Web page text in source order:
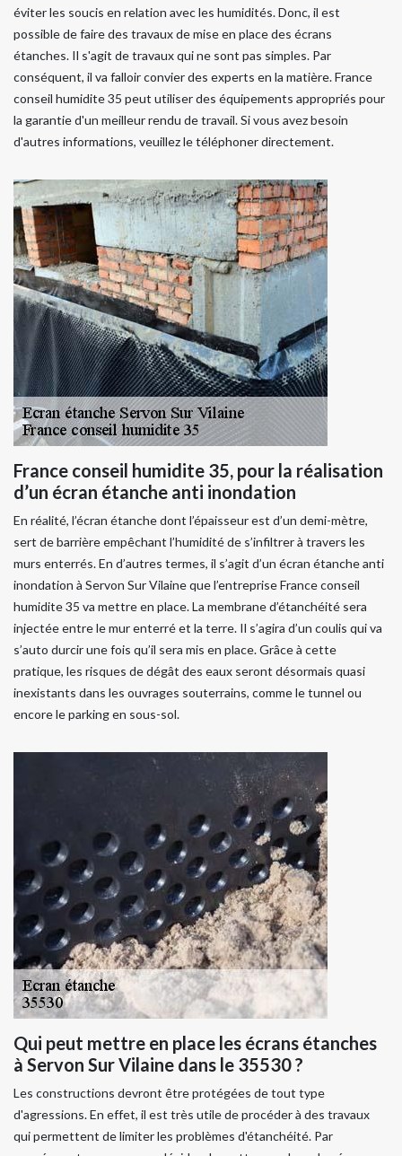
éviter les soucis en relation avec les humidités. Donc, il est
possible de faire des travaux de mise en place des écrans
étanches. Il s'agit de travaux qui ne sont pas simples. Par
conséquent, il va falloir convier des experts en la matière. France
conseil humidite 35 peut utiliser des équipements appropriés pour
la garantie d'un meilleur rendu de travail. Si vous avez besoin
d'autres informations, veuillez le téléphoner directement.
France conseil humidite 35, pour la réalisation
d’un écran étanche anti inondation
En réalité, l’écran étanche dont l’épaisseur est d’un demi-mètre,
sert de barrière empêchant l’humidité de s’infiltrer à travers les
murs enterrés. En d’autres termes, il s’agit d’un écran étanche anti
inondation à Servon Sur Vilaine que l’entreprise France conseil
humidite 35 va mettre en place. La membrane d’étanchéité sera
injectée entre le mur enterré et la terre. Il s’agira d’un coulis qui va
s’auto durcir une fois qu’il sera mis en place. Grâce à cette
pratique, les risques de dégât des eaux seront désormais quasi
inexistants dans les ouvrages souterrains, comme le tunnel ou
encore le parking en sous-sol.
Qui peut mettre en place les écrans étanches
à Servon Sur Vilaine dans le 35530 ?
Les constructions devront être protégées de tout type
d'agressions. En effet, il est très utile de procéder à des travaux
qui permettent de limiter les problèmes d'étanchéité. Par